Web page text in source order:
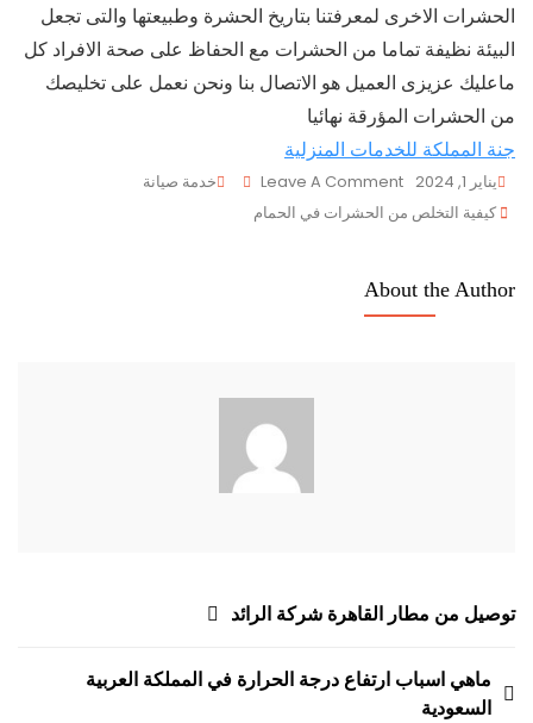
الحشرات الاخرى لمعرفتنا بتاريخ الحشرة وطبيعتها والتى تجعل
البيئة نظيفة تماما من الحشرات مع الحفاظ على صحة الافراد كل
ماعليك عزيزى العميل هو الاتصال بنا ونحن نعمل على تخليصك
من الحشرات المؤرقة نهائيا
جنة المملكة للخدمات المنزلية
يناير 1, 2024 Leave A Comment
On خدمة صيانة
Tags
كيفية التخلص من الحشرات في الحمام
About the Author
تصفّح
المقالات
توصيل من مطار القاهرة شركة الرائد
ماهي اسباب ارتفاع درجة الحرارة في المملكة العربية
السعودية